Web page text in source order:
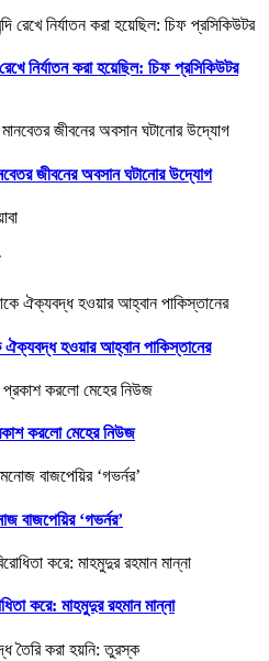
নির্যাতন করা হয়েছিল: চিফ প্রসিকিউটর
জীবনের অবসান ঘটানোর উদ্যোগ
হওয়ার আহ্বান পাকিস্তানের
করলো মেহের নিউজ
বাজপেয়ির ‘গভর্নর’
করে: মাহমুদুর রহমান মান্না